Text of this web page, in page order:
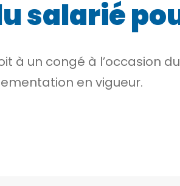
salarié
à un congé à l’occasion
en vigueur.